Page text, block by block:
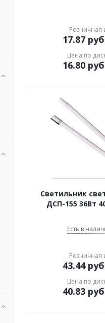
Розничная
17.87
Цена по
16.80
Светильник
ДСП-155 36Вт
Есть в
Розничная
43.44
Цена по
40.83